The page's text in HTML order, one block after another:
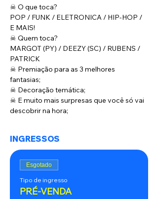
☠ O que toca?
POP / FUNK / ELETRONICA / HIP-HOP /
E MAIS!
☠ Quem toca?
MARGOT (PY) / DEEZY (SC) / RUBENS /
PATRICK
☠ Premiação para as 3 melhores
fantasias;
☠ Decoração temática;
☠ E muito mais surpresas que você só vai
descobrir na hora;
INGRESSOS
Esgotado
Tipo de ingresso
PRÉ-VENDA